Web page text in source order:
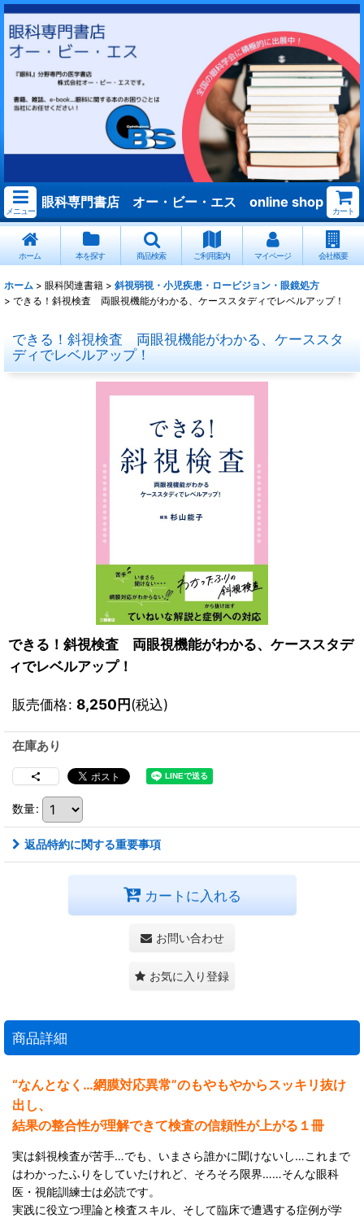
メニュー
眼科専門書店 オー・ビー・エス online shop
カート
ホーム 本を探す 商品検索 ご利用案内 マイページ 会社概要
ホーム > 眼科関連書籍 > 斜視弱視・小児疾患・ロービジョン・眼鏡処方
> できる！斜視検査 両眼視機能がわかる、ケーススタディでレベルアップ！
できる！斜視検査 両眼視機能がわかる、ケーススタ
ディでレベルアップ！
できる！斜視検査 両眼視機能がわかる、ケーススタデ
ィでレベルアップ！
販売価格: 8,250円(税込)
在庫あり
数量:
返品特約に関する重要事項
カートに入れる
お問い合わせ
お気に入り登録
商品詳細
“なんとなく…網膜対応異常”のもやもやからスッキリ抜け
出し、
結果の整合性が理解できて検査の信頼性が上がる１冊
実は斜視検査が苦手…でも、いまさら誰かに聞けないし…これまで
はわかったふりをしていたけれど、そろそろ限界……そんな眼科
医・視能訓練士は必読です。
実践に役立つ理論と検査スキル、そして臨床で遭遇する症例が学